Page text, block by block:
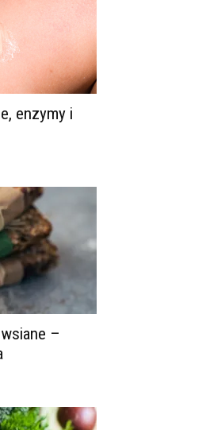
enzymy i
–